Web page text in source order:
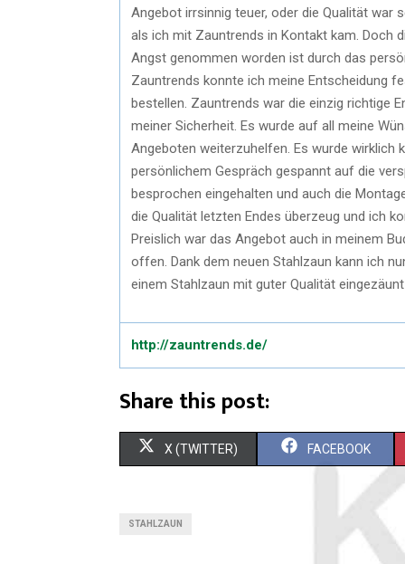
Angebot irrsinnig teuer, oder die Qualität war
als ich mit Zauntrends in Kontakt kam. Doch
Angst genommen worden ist durch das
Zauntrends konnte ich meine Entscheidung
bestellen. Zauntrends war die einzig richtige
meiner Sicherheit. Es wurde auf all meine
Angeboten weiterzuhelfen. Es wurde wirklich
persönlichem Gespräch gespannt auf die
besprochen eingehalten und auch die
die Qualität letzten Endes überzeug und ich
Preislich war das Angebot auch in meinem
offen. Dank dem neuen Stahlzaun kann ich
einem Stahlzaun mit guter Qualität
http://zauntrends.de/
Share this post:
S
X (TWITTER) S
FACEBOOK
STAHLZAUN